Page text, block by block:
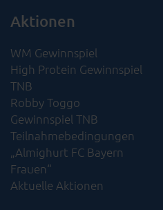
Aktionen
WM Gewinnspiel
High Protein Gewinnspiel
TNB
Robby Toggo
Gewinnspiel TNB
Teilnahmebedingungen
„Almighurt FC Bayern
Frauen“
Aktuelle Aktionen